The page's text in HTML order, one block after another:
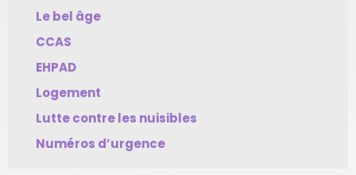
Le bel âge
CCAS
EHPAD
Logement
Lutte contre les nuisibles
Numéros d’urgence